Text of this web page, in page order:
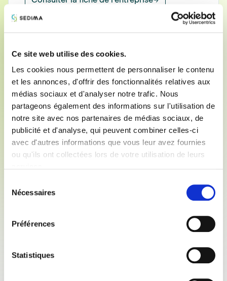
Ce site web utilise des cookies.
Les cookies nous permettent de personnaliser le contenu
et les annonces, d'offrir des fonctionnalités relatives aux
médias sociaux et d'analyser notre trafic. Nous
partageons également des informations sur l'utilisation de
notre site avec nos partenaires de médias sociaux, de
publicité et d'analyse, qui peuvent combiner celles-ci
avec d'autres informations que vous leur avez fournies
ou qu'ils ont collectées lors de votre utilisation de leurs
Nécessaires
Préférences
Statistiques
Consulter la fiche de l'entreprise
BILLAUD SEGEBA - ST MARTIN DE
FRAIGNEAU
Consulter la fiche de l'entreprise
Consulter la fiche de l'entreprise